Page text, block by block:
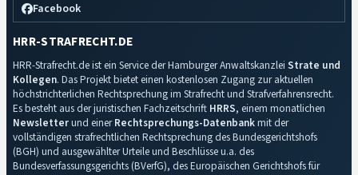
Facebook
HRR-STRAFRECHT.DE
HRR-Strafrecht.de ist ein Service der Hamburger Anwaltskanzlei Strate und
Kollegen. Das Projekt bietet einen kostenlosen Zugang zur aktuellen
höchstrichterlichen Rechtsprechung im Strafrecht und Strafverfahrensrecht.
Es besteht aus der juristischen Fachzeitschrift HRRS, einem monatlichen
Newsletterund einerRechtsprechungs-Datenbankmit der
vollständigen strafrechtlichen Rechtsprechung des Bundesgerichtshofs
(BGH) und ausgewählter Urteile und Beschlüsse u.a. des
Bundesverfassungsgerichts (BVerfG), des Europäischen Gerichtshofs für